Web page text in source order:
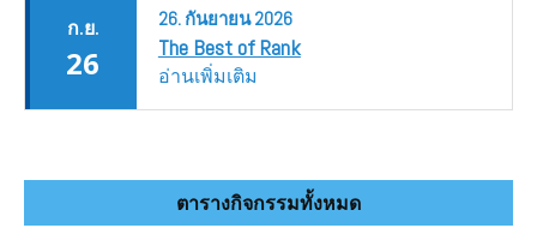
ก.ย.
26
26. กันยายน2026
The Best of Rank
อ่านเพิ่มเติม
ตารางกิจกรรมทั้งหมด